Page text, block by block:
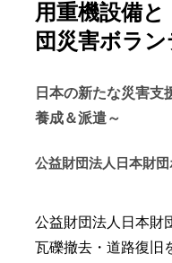
用重機設備
団災害ボラ
日本の新たな災害支
養成＆派遣～
公益財団法人日本財
公益財団法人日本財
瓦礫撤去・道路復旧